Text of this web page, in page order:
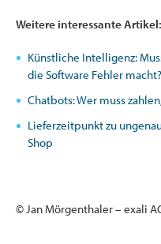
Weitere interessante Artikel:
Künstliche Intelligenz:
die Software Fehler macht?
Chatbots: Wer muss
Lieferzeitpunkt zu
Shop
© Jan Mörgenthaler – exali